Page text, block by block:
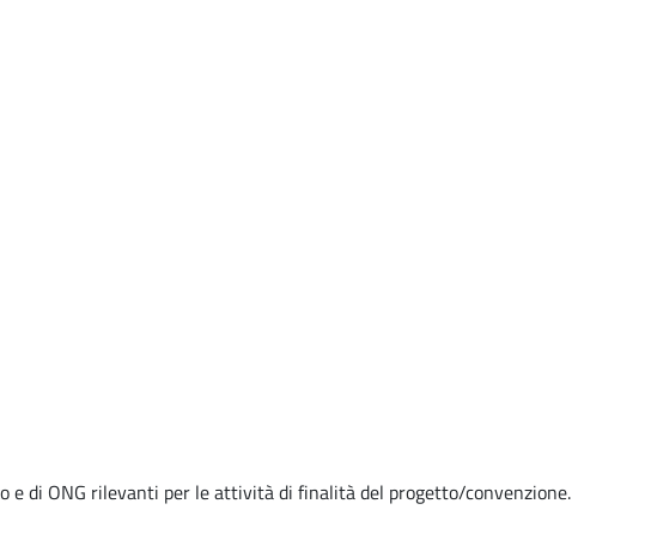
e di ONG rilevanti per le attività di finalità del progetto/convenzione.